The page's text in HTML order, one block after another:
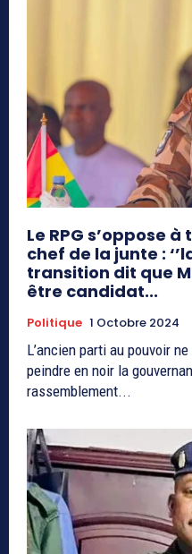
Le RPG s’oppose
chef de la junte :
transition dit que
être candidat...
Politique 1 Octobre 2024
L’ancien parti au pouvoir
peindre en noir la
rassemblement...